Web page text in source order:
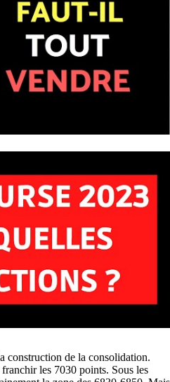
construction de la consolidation.
les 7030 points. Sous les